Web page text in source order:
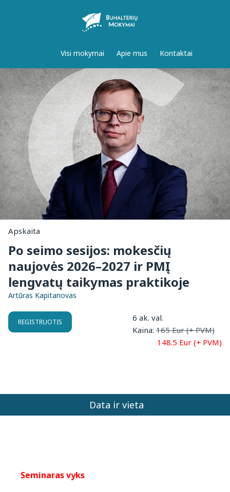
Visi mokymai Apie mus Kontaktai
Apskaita
Po seimo sesijos: mokesčių
naujovės 2026–2027 ir PMĮ
lengvatų taikymas praktikoje
Artūras Kapitanovas
REGISTRUOTIS
6 ak. val.
Kaina: 165 Eur (+ PVM)
148.5 Eur (+ PVM)
Data ir vieta
Seminaras vyks